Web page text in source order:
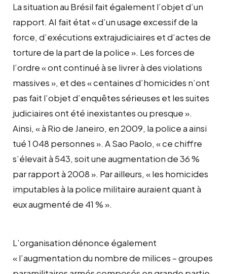
La situation au Brésil fait également l’objet d’un
rapport. AI fait état « d’un usage excessif de la
force, d’exécutions extrajudiciaires et d’actes de
torture de la part de la police ». Les forces de
l’ordre « ont continué à se livrer à des violations
massives », et des « centaines d’homicides n’ont
pas fait l’objet d’enquêtes sérieuses et les suites
judiciaires ont été inexistantes ou presque ».
Ainsi, « à Rio de Janeiro, en 2009, la police a ainsi
tué 1 048 personnes ». A Sao Paolo, « ce chiffre
s’élevait à 543, soit une augmentation de 36 %
par rapport à 2008 ». Par ailleurs, « les homicides
imputables à la police militaire auraient quant à
eux augmenté de 41 % ».
L’organisation dénonce également
« l’augmentation du nombre de milices – groupes